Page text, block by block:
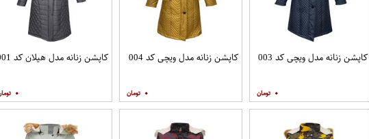
کاپشن زنانه مدل ویچی کد 003
۰
کاپشن زنانه مدل ویچی کد 004
۰
کاپشن زنانه مدل هیلان کد 001
۰